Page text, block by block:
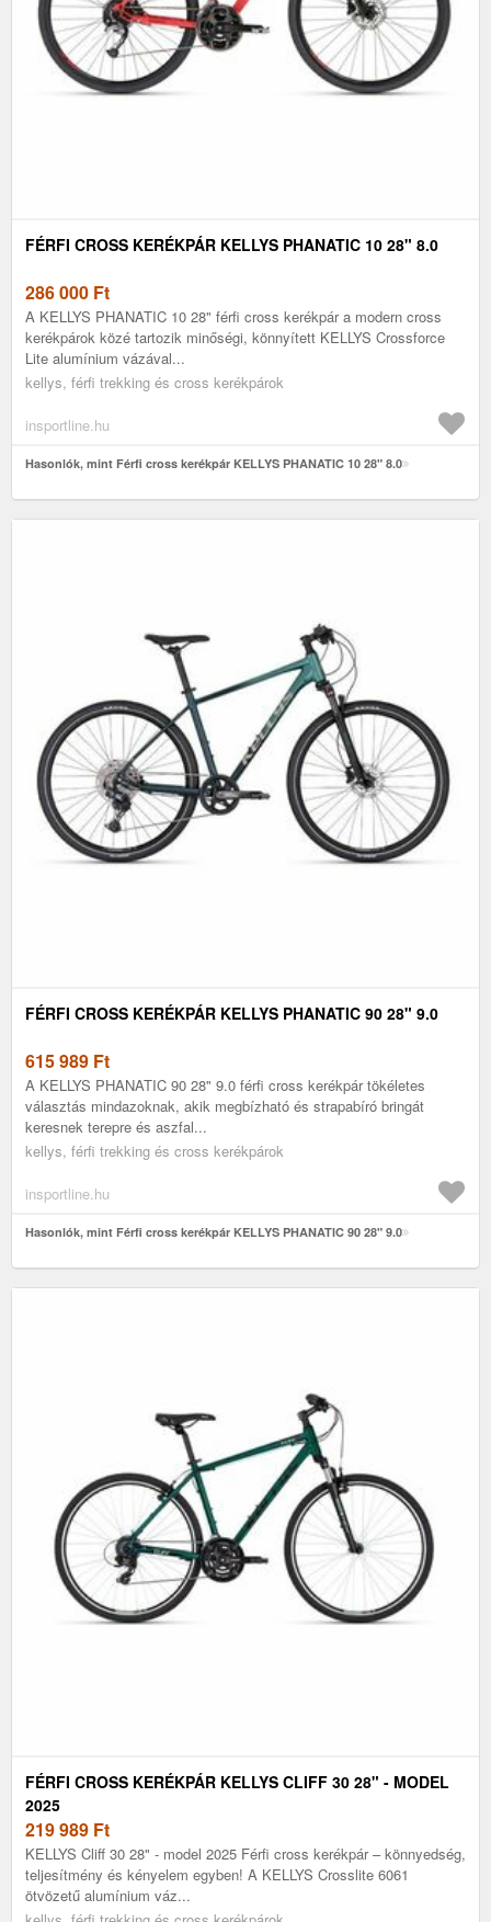
FÉRFI CROSS KERÉKPÁR KELLYS PHANATIC 10 28" 8.0
286 000 Ft
A KELLYS PHANATIC 10 28" férfi cross kerékpár a modern cross
kerékpárok közé tartozik minőségi, könnyített KELLYS Crossforce
Lite alumínium vázával...
kellys, férfi trekking és cross kerékpárok
insportline.hu
Hasonlók, mint Férfi cross kerékpár KELLYS PHANATIC 10 28" 8.0
FÉRFI CROSS KERÉKPÁR KELLYS PHANATIC 90 28" 9.0
615 989 Ft
A KELLYS PHANATIC 90 28" 9.0 férfi cross kerékpár tökéletes
választás mindazoknak, akik megbízható és strapabíró bringát
keresnek terepre és aszfal...
kellys, férfi trekking és cross kerékpárok
insportline.hu
Hasonlók, mint Férfi cross kerékpár KELLYS PHANATIC 90 28" 9.0
FÉRFI CROSS KERÉKPÁR KELLYS CLIFF 30 28" - MODEL
2025
219 989 Ft
KELLYS Cliff 30 28" - model 2025 Férfi cross kerékpár – könnyedség,
teljesítmény és kényelem egyben! A KELLYS Crosslite 6061
ötvözetű alumínium váz...